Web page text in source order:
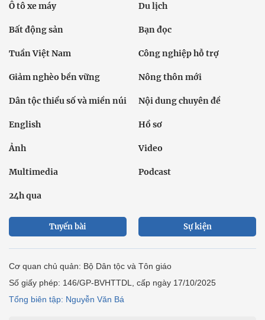
Ô tô xe máy Du lịch
Bất động sản Bạn đọc
Tuần Việt Nam Công nghiệp hỗ trợ
Giảm nghèo bền vững Nông thôn mới
Dân tộc thiểu số và miền núi Nội dung chuyên đề
English Hồ sơ
Ảnh Video
Multimedia Podcast
24h qua
Tuyến bài Sự kiện
Cơ quan chủ quản: Bộ Dân tộc và Tôn giáo
Số giấy phép: 146/GP-BVHTTDL, cấp ngày 17/10/2025
Tổng biên tập: Nguyễn Văn Bá